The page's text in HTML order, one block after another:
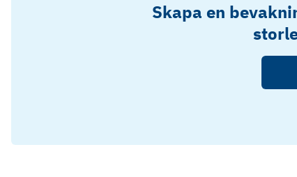
Skapa en